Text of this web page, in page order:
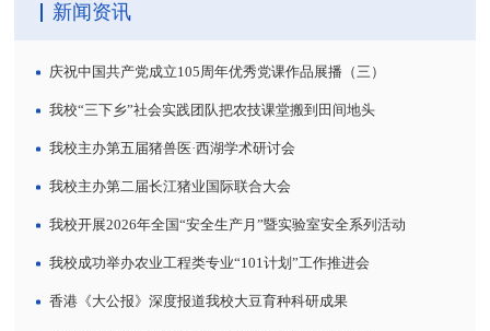
新闻资讯
庆祝中国共产党成立105周年优秀党课作品展播（三）
我校“三下乡”社会实践团队把农技课堂搬到田间地头
我校主办第五届猪兽医·西湖学术研讨会
我校主办第二届长江猪业国际联合大会
我校开展2026年全国“安全生产月”暨实验室安全系列活动
我校成功举办农业工程类专业“101计划”工作推进会
香港《大公报》深度报道我校大豆育种科研成果